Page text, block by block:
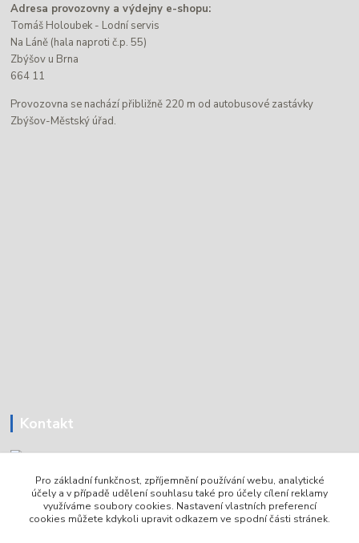
Adresa provozovny a výdejny e-shopu:
Tomáš Holoubek - Lodní servis
Na Láně (hala naproti č.p. 55)
Zbýšov u Brna
664 11
Provozovna se nachází přibližně 220 m od autobusové zastávky
Zbýšov-Městský úřad.
Kontakt
Tomáš Holoubek
+420736720979
Pro základní funkčnost, zpříjemnění používání webu, analytické
účely a v případě udělení souhlasu také pro účely cílení reklamy
využíváme soubory cookies. Nastavení vlastních preferencí
cookies můžete kdykoli upravit odkazem ve spodní části stránek.